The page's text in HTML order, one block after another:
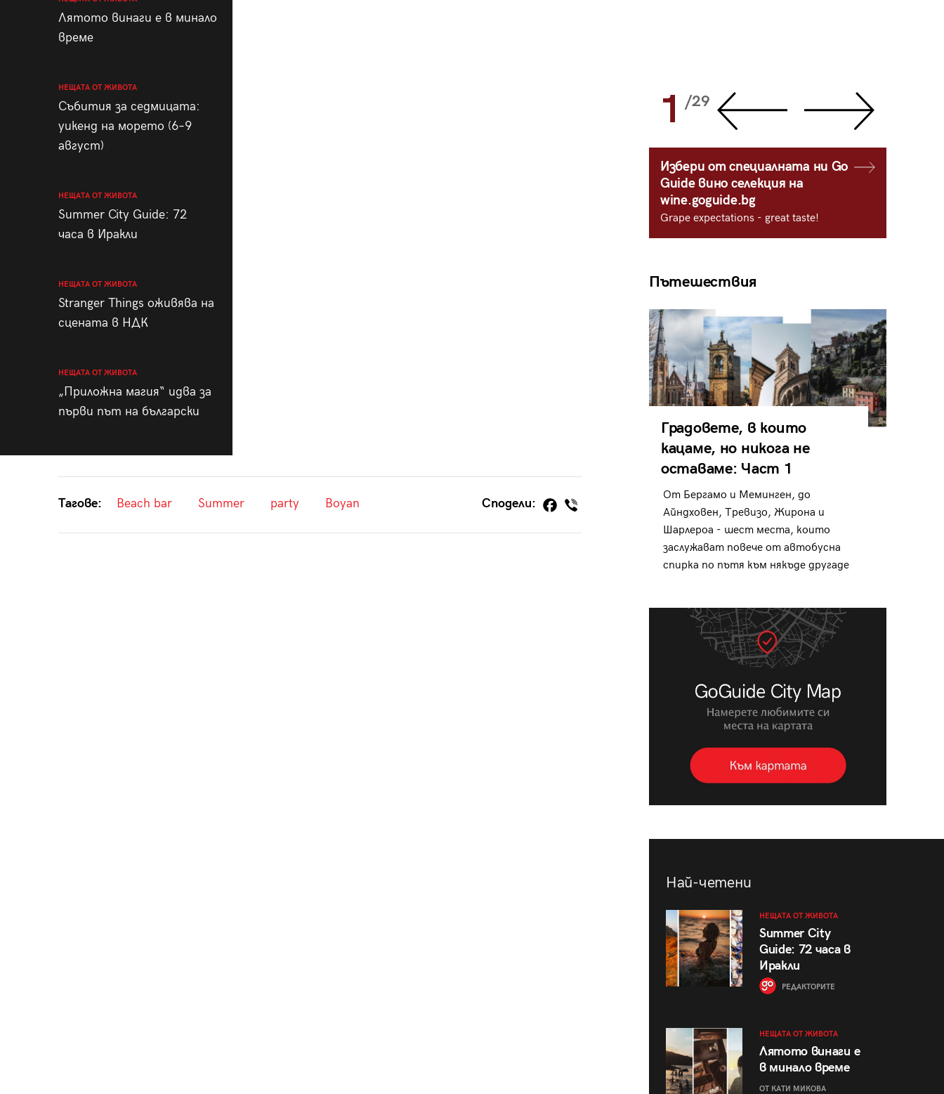
Лятото винаги е в минало
време
НЕЩАТА ОТ ЖИВОТА
Събития за седмицата:
уикенд на морето (6–9
август)
НЕЩАТА ОТ ЖИВОТА
Summer City Guide: 72
часа в Иракли
НЕЩАТА ОТ ЖИВОТА
Stranger Things оживява на
сцената в НДК
НЕЩАТА ОТ ЖИВОТА
„Приложна магия“ идва за
първи път на български
Тагове: Beach bar Summer party Boyan Сподели:
28 1 /29
Избери от специалната ни Go
Guide вино селекция на
wine.goguide.bg
Grape expectations - great taste!
Пътешествия
Градовете, в които
кацаме, но никога не
оставаме: Част 1
От Бергамо и Меминген, до
Айндховен, Тревизо, Жирона и
Шарлероа - шест места, които
заслужават повече от автобусна
спирка по пътя към някъде другаде
Най-четени
НЕЩАТА ОТ ЖИВОТА
Summer City
Guide: 72 часа в
Иракли
РЕДАКТОРИТЕ
НЕЩАТА ОТ ЖИВОТА
Лятото винаги е
в минало време
ОТ КАТИ МИКОВА